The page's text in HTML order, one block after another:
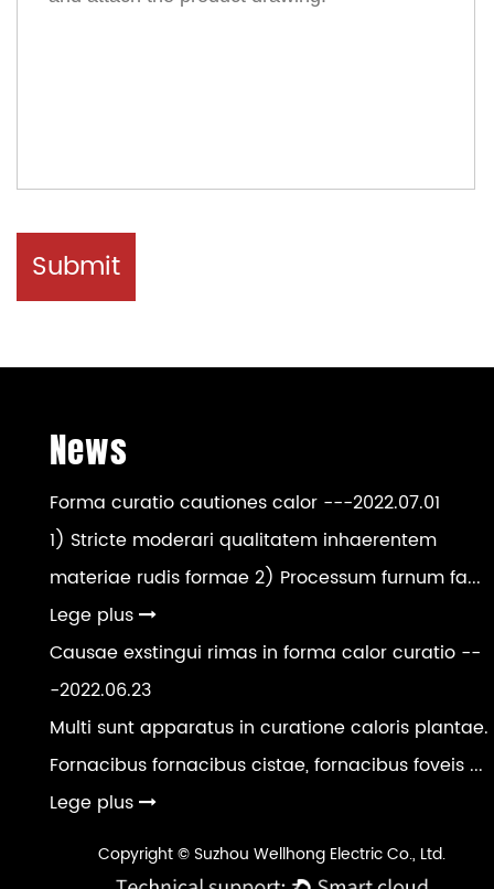
News
Forma curatio cautiones calor ---2022.07.01
1) Stricte moderari qualitatem inhaerentem
materiae rudis formae 2) Processum furnum fa...
Lege plus
Causae exstingui rimas in forma calor curatio --
-2022.06.23
Multi sunt apparatus in curatione caloris plantae.
Fornacibus fornacibus cistae, fornacibus foveis ...
Lege plus
Copyright © Suzhou Wellhong Electric Co., Ltd.